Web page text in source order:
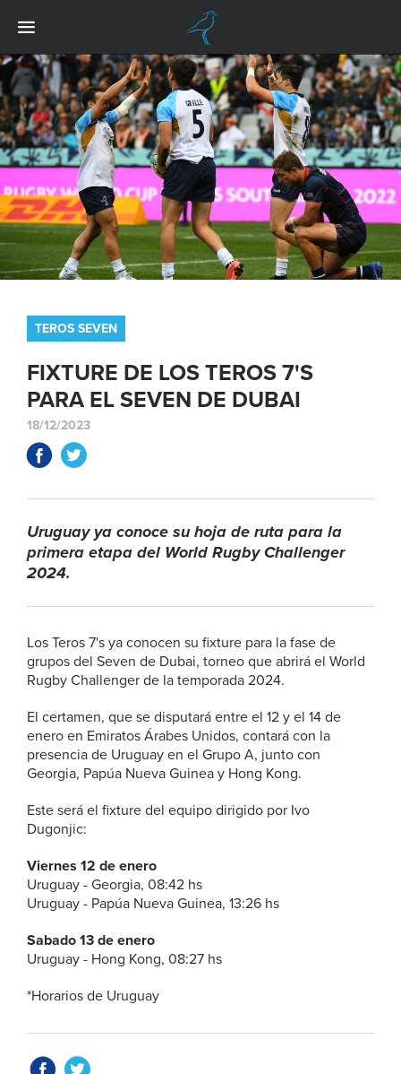
TEROS SEVEN
FIXTURE DE LOS TEROS 7'S
PARA EL SEVEN DE DUBAI
18/12/2023
Uruguay ya conoce su hoja de ruta para la
primera etapa del World Rugby Challenger
2024.
Los Teros 7's ya conocen su fixture para la fase de
grupos del Seven de Dubai, torneo que abrirá el World
Rugby Challenger de la temporada 2024.
El certamen, que se disputará entre el 12 y el 14 de
enero en Emiratos Árabes Unidos, contará con la
presencia de Uruguay en el Grupo A, junto con
Georgia, Papúa Nueva Guinea y Hong Kong.
Este será el fixture del equipo dirigido por Ivo
Dugonjic:
Viernes 12 de enero
Uruguay - Georgia, 08:42 hs
Uruguay - Papúa Nueva Guinea, 13:26 hs
Sabado 13 de enero
Uruguay - Hong Kong, 08:27 hs
*Horarios de Uruguay